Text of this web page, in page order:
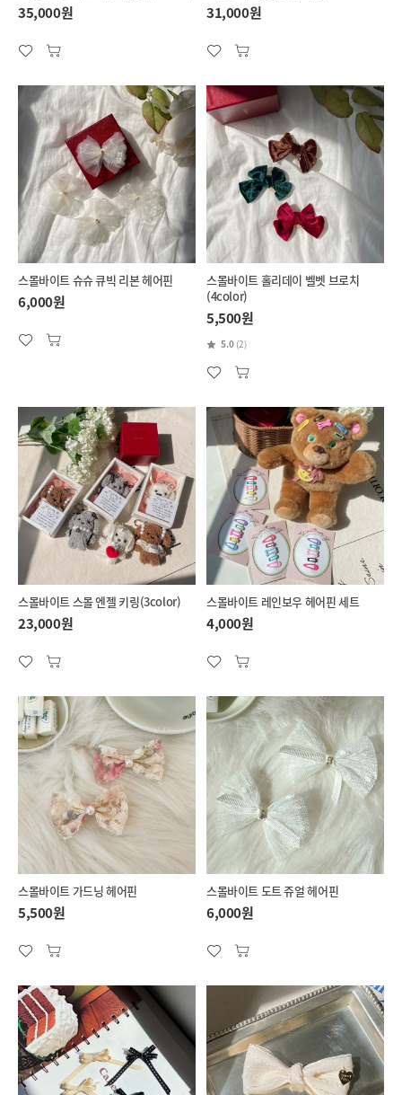
35,000원 31,000원
스몰바이트 슈슈 큐빅 리본 헤어핀
6,000원
스몰바이트 홀리데이 벨벳 브로치
(4color)
5,500원
5.0 (2)
스몰바이트 스몰 엔젤 키링(3color)
23,000원
스몰바이트 레인보우 헤어핀 세트
4,000원
스몰바이트 가드닝 헤어핀
5,500원
스몰바이트 도트 쥬얼 헤어핀
6,000원